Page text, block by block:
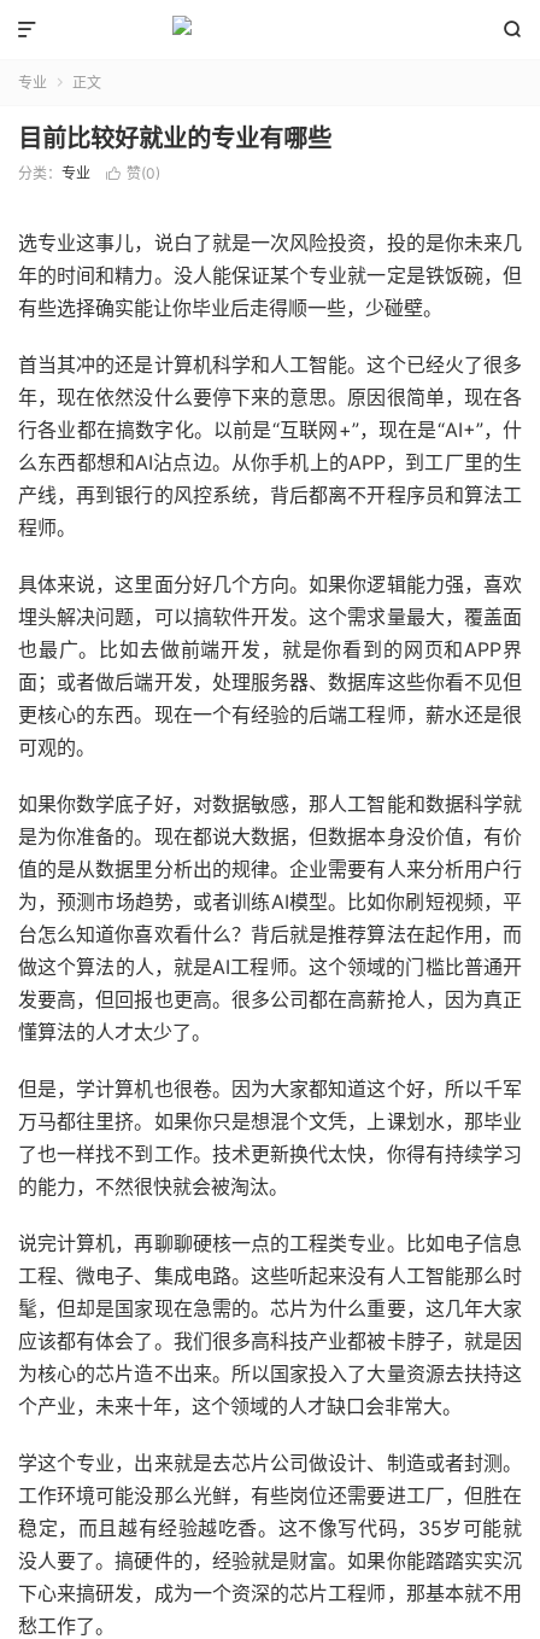


专业  正文
目前比较好就业的专业有哪些
分类： 专业  赞(0)
选专业这事儿，说白了就是一次风险投资，投的是你未来几
年的时间和精力。没人能保证某个专业就一定是铁饭碗，但
有些选择确实能让你毕业后走得顺一些，少碰壁。
首当其冲的还是计算机科学和人工智能。这个已经火了很多
年，现在依然没什么要停下来的意思。原因很简单，现在各
行各业都在搞数字化。以前是“互联网+”，现在是“AI+”，什
么东西都想和AI沾点边。从你手机上的APP，到工厂里的生
产线，再到银行的风控系统，背后都离不开程序员和算法工
程师。
具体来说，这里面分好几个方向。如果你逻辑能力强，喜欢
埋头解决问题，可以搞软件开发。这个需求量最大，覆盖面
也最广。比如去做前端开发，就是你看到的网页和APP界
面；或者做后端开发，处理服务器、数据库这些你看不见但
更核心的东西。现在一个有经验的后端工程师，薪水还是很
可观的。
如果你数学底子好，对数据敏感，那人工智能和数据科学就
是为你准备的。现在都说大数据，但数据本身没价值，有价
值的是从数据里分析出的规律。企业需要有人来分析用户行
为，预测市场趋势，或者训练AI模型。比如你刷短视频，平
台怎么知道你喜欢看什么？背后就是推荐算法在起作用，而
做这个算法的人，就是AI工程师。这个领域的门槛比普通开
发要高，但回报也更高。很多公司都在高薪抢人，因为真正
懂算法的人才太少了。
但是，学计算机也很卷。因为大家都知道这个好，所以千军
万马都往里挤。如果你只是想混个文凭，上课划水，那毕业
了也一样找不到工作。技术更新换代太快，你得有持续学习
的能力，不然很快就会被淘汰。
说完计算机，再聊聊硬核一点的工程类专业。比如电子信息
工程、微电子、集成电路。这些听起来没有人工智能那么时
髦，但却是国家现在急需的。芯片为什么重要，这几年大家
应该都有体会了。我们很多高科技产业都被卡脖子，就是因
为核心的芯片造不出来。所以国家投入了大量资源去扶持这
个产业，未来十年，这个领域的人才缺口会非常大。
学这个专业，出来就是去芯片公司做设计、制造或者封测。
工作环境可能没那么光鲜，有些岗位还需要进工厂，但胜在
稳定，而且越有经验越吃香。这不像写代码，35岁可能就
没人要了。搞硬件的，经验就是财富。如果你能踏踏实实沉
下心来搞研发，成为一个资深的芯片工程师，那基本就不用
愁工作了。